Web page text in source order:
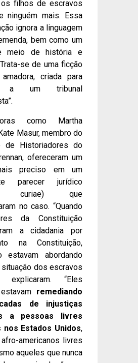
filhos de escravos
ninguém mais. Essa
ignora a linguagem
bem como um
meio de história e
se de uma ficção
criada para
a um tribunal
como Martha
Masur, membro do
de Historiadores do
ofereceram um
preciso em um
parecer jurídico
curiae) que
no caso. “Quando
da Constituição
a cidadania por
na Constituição,
estavam abordando
situação dos escravos
explicaram. “Eles
remediando
de injustiças
a pessoas livres
nos Estados Unidos,
americanos livres
aqueles que nunca